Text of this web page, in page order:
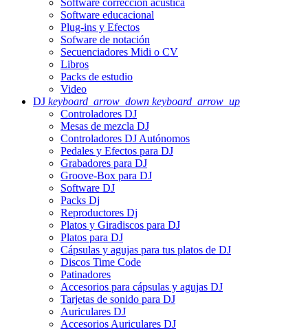
Software corrección acústica
Software educacional
Plug-ins y Efectos
Sofware de notación
Secuenciadores Midi o CV
Libros
Packs de estudio
Video
DJ keyboard_arrow_down keyboard_arrow_up
Controladores DJ
Mesas de mezcla DJ
Controladores DJ Autónomos
Pedales y Efectos para DJ
Grabadores para DJ
Groove-Box para DJ
Software DJ
Packs Dj
Reproductores Dj
Platos y Giradiscos para DJ
Platos para DJ
Cápsulas y agujas para tus platos de DJ
Discos Time Code
Patinadores
Accesorios para cápsulas y agujas DJ
Tarjetas de sonido para DJ
Auriculares DJ
Accesorios Auriculares DJ